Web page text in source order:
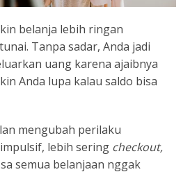
belanja lebih ringan
Tanpa sadar, Anda jadi
uang karena ajaibnya
Anda lupa kalau saldo bisa
mengubah perilaku
lebih sering checkout,
semua belanjaan nggak